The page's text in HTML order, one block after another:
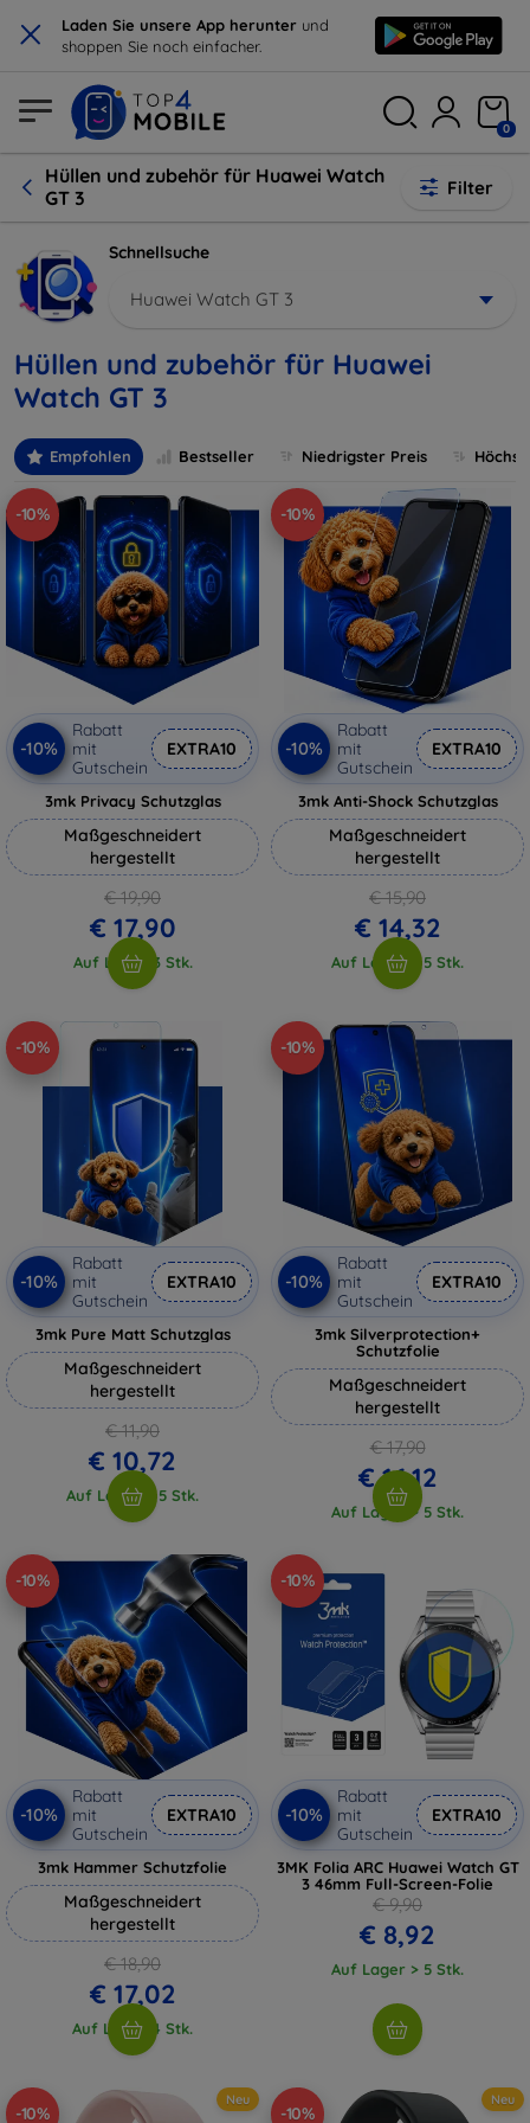
× Laden Sie unsere App herunter und
shoppen Sie noch einfacher.
0
Hüllen und zubehör für Huawei Watch
GT 3
Filter
Schnellsuche
Huawei Watch GT 3
Hüllen und zubehör für Huawei
Watch GT 3
Empfohlen Bestseller Niedrigster Preis
-10%
-10%
Rabatt
mit
Gutschein
EXTRA10
3mk Privacy Schutzglas
Maßgeschneidert
hergestellt
€ 19,90
€ 17,90
Auf Lager 3 Stk.
-10%
-10%
Rabatt
mit
Gutschein
EXTRA10
3mk Anti-Shock Schutzglas
Maßgeschneidert
hergestellt
€ 15,90
€ 14,32
Auf Lager > 5 Stk.
-10%
-10%
Rabatt
mit
Gutschein
EXTRA10
3mk Pure Matt Schutzglas
Maßgeschneidert
hergestellt
€ 11,90
€ 10,72
Auf Lager > 5 Stk.
-10%
-10%
Rabatt
mit
Gutschein
EXTRA10
3mk Silverprotection+
Schutzfolie
Maßgeschneidert
hergestellt
€ 17,90
€ 16,12
Auf Lager > 5 Stk.
-10%
-10%
Rabatt
mit
Gutschein
EXTRA10
3mk Hammer Schutzfolie
Maßgeschneidert
hergestellt
€ 18,90
€ 17,02
Auf Lager 4 Stk.
-10%
-10%
Rabatt
mit
Gutschein
EXTRA10
3MK Folia ARC Huawei Watch GT
3 46mm Full-Screen-Folie
€ 9,90
€ 8,92
Auf Lager > 5 Stk.
-10%
Neu
-10%
Neu